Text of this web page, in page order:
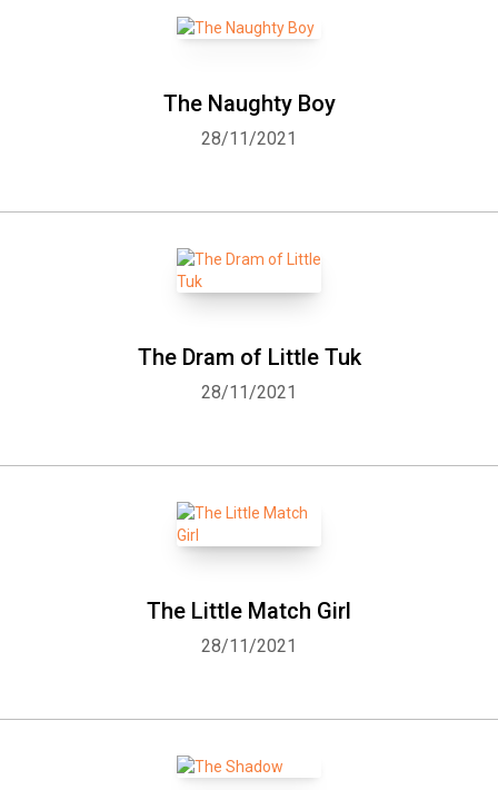
The Naughty Boy
28/11/2021
The Dram of Little Tuk
28/11/2021
The Little Match Girl
28/11/2021